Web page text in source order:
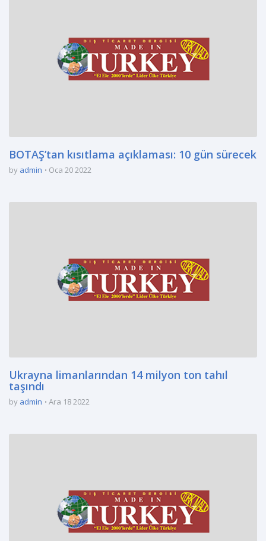
BOTAŞ’tan kısıtlama açıklaması: 10 gün sürecek
by admin Oca 20 2022
Ukrayna limanlarından 14 milyon ton tahıl
taşındı
by admin Ara 18 2022